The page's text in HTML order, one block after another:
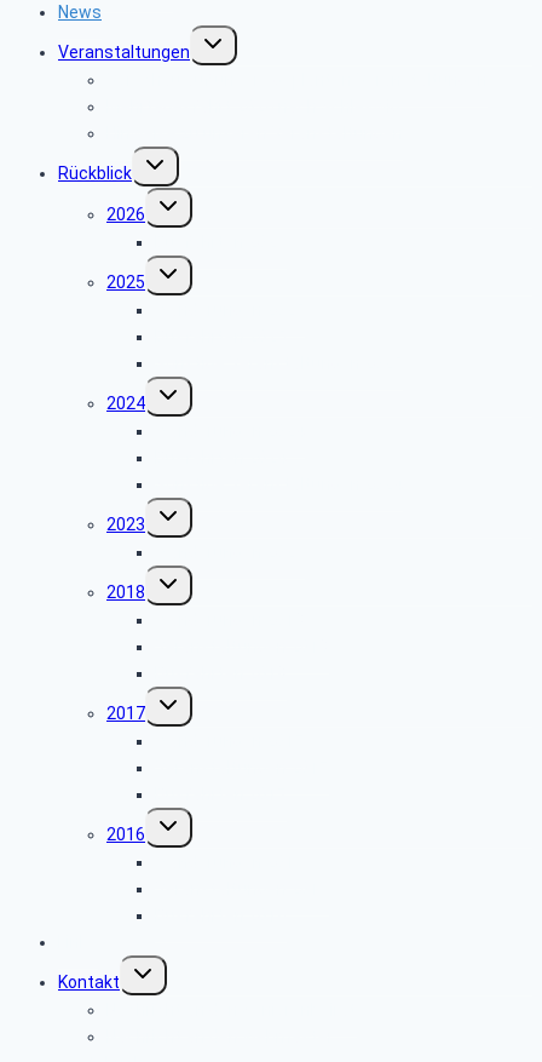
News
Veranstaltungen
Untermenü
umschalten
Rückblick
Untermenü
umschalten
2026
Untermenü
umschalten
2025
Untermenü
umschalten
2024
Untermenü
umschalten
2023
Untermenü
umschalten
2018
Untermenü
umschalten
2017
Untermenü
umschalten
2016
Untermenü
umschalten
Kontakt
Untermenü
umschalten